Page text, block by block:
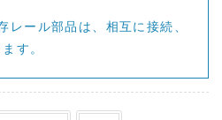
ール部品は、相互に接続、
す。